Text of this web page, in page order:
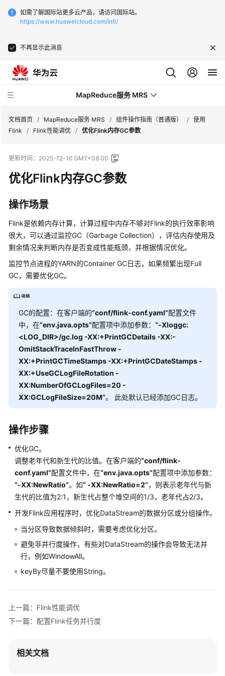
如需了解国际站更多云产品，请访问国际站。
https://www.huaweicloud.com/intl/
不再显示此消息
MapReduce服务 MRS
新
动
态
服
务
公
告
产
品
介
绍
计
费
说
明
快
速
入
门
用
户
指
南
组
件
操
指
南
（LTS
版）
操
作
（普
文档首页 / MapReduce服务 MRS / 组件操作指南（普通版） / 使用
Flink
/ Flink性能调优 / 优化Flink内存GC参数
更新时间： 2025-12-16 GMT+08:00
优化Flink内存GC参数
操作场景
Flink是依赖内存计算，计算过程中内存不够对Flink的执行效率影响
很大，可以通过监控GC（Garbage Collection），评估内存使用及
剩余情况来判断内存是否变成性能瓶颈，并根据情况优化。
监控节点进程的YARN的Container GC日志，如果频繁出现Full
GC，需要优化GC。
GC的配置：在客户端的“conf/flink-conf.yaml”配置文件
中，在“env.java.opts”配置项中添加参数： “-Xloggc:
<LOG_DIR>/gc.log -XX:+PrintGCDetails -XX:-
OmitStackTraceInFastThrow -
XX:+PrintGCTimeStamps -XX:+PrintGCDateStamps -
XX:+UseGCLogFileRotation -
XX:NumberOfGCLogFiles=20 -
XX:GCLogFileSize=20M”。 此处默认已经添加GC日志。
操作步骤
优化GC。
调整老年代和新生代的比值。在客户端的“conf/flink-
conf.yaml”配置文件中，在“env.java.opts”配置项中添加参数：
“-XX:NewRatio”。如“ -XX:NewRatio=2”，则表示老年代与新
生代的比值为2:1，新生代占整个堆空间的1/3，老年代占2/3。
开发Flink应用程序时，优化DataStream的数据分区或分组操作。
当分区导致数据倾斜时，需要考虑优化分区。
避免非并行度操作，有些对DataStream的操作会导致无法并
行，例如WindowAll。
keyBy尽量不要使用String。
上一篇：Flink性能调优
下一篇：配置Flink任务并行度
相关文档